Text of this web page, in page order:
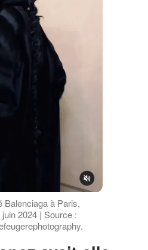
Balenciaga à Paris,
2024 | Source :